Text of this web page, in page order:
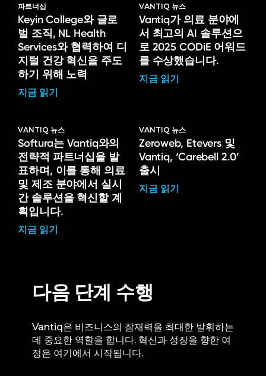
파트너십
Keyin College와 글로
벌 조직, NL Health
Services와 협력하여 디
지털 건강 혁신을 주도
하기 위해 노력
지금 읽기
VANTIQ 뉴스
Vantiq가 의료 분야에
서 최고의 AI 솔루션으
로 2025 CODiE 어워드
를 수상했습니다.
지금 읽기
VANTIQ 뉴스
Softura는 Vantiq와의
전략적 파트너십을 발
표하며, 이를 통해 의료
및 제조 분야에서 실시
간 솔루션을 혁신할 계
획입니다.
지금 읽기
VANTIQ 뉴스
Zeroweb, Etevers 및
Vantiq, ‘Carebell 2.0’
출시
지금 읽기
다음 단계 수행
Vantiq은 비즈니스의 잠재력을 최대한 발휘하는
데 중요한 역할을 합니다. 혁신과 성장을 향한 여
정은 여기에서 시작됩니다.